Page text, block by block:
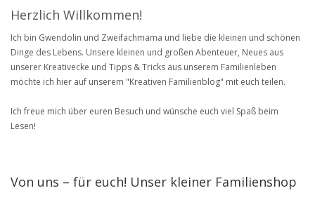
Herzlich Willkommen!
Ich bin Gwendolin und Zweifachmama und liebe die kleinen und schönen
Dinge des Lebens. Unsere kleinen und großen Abenteuer, Neues aus
unserer Kreativecke und Tipps & Tricks aus unserem Familienleben
möchte ich hier auf unserem "Kreativen Familienblog" mit euch teilen.
Ich freue mich über euren Besuch und wünsche euch viel Spaß beim
Lesen!
Von uns – für euch! Unser kleiner Familienshop